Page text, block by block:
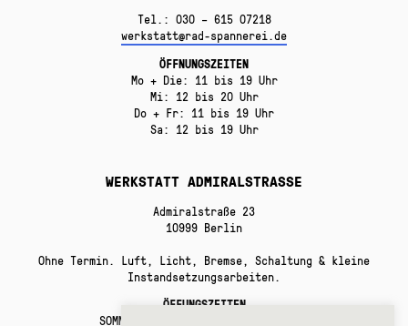
Tel.: 030 – 615 07218
werkstatt@rad-spannerei.de
ÖFFNUNGSZEITEN
Mo + Die: 11 bis 19 Uhr
Mi: 12 bis 20 Uhr
Do + Fr: 11 bis 19 Uhr
Sa: 12 bis 19 Uhr
WERKSTATT ADMIRALSTRASSE
Admiralstraße 23
10999 Berlin
Ohne Termin. Luft, Licht, Bremse, Schaltung & kleine
Instandsetzungsarbeiten.
ÖFFUNGSZEITEN
SOMMERPAUSE bis Anfang September!